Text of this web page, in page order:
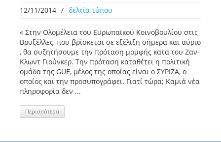
12/11/2014 / δελτία τύπου
« Στην Ολομέλεια του Ευρωπαϊκού Κοινοβουλίου στις
Βρυξέλλες, που βρίσκεται σε εξέλιξη σήμερα και αύριο
, θα συζητήσουμε την πρόταση μομφής κατά του Ζαν-
Κλωντ Γιούνκερ. Την πρόταση καταθέτει η πολιτική
ομάδα της GUE, μέλος της οποίας είναι ο ΣΥΡΙΖΑ, ο
οποίος και την προσυπογράφει. Γιατί τώρα; Καμιά νέα
πληροφορία δεν ...
Περισσότερα